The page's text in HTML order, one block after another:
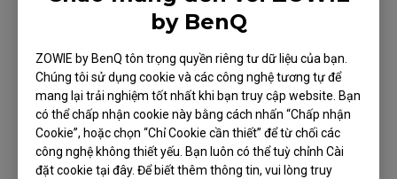
by BenQ
ZOWIE by BenQ tôn trọng quyền riêng tư dữ liệu của bạn.
Chúng tôi sử dụng cookie và các công nghệ tương tự để
mang lại trải nghiệm tốt nhất khi bạn truy cập website. Bạn
có thể chấp nhận cookie này bằng cách nhấn “Chấp nhận
Cookie”, hoặc chọn “Chỉ Cookie cần thiết” để từ chối các
công nghệ không thiết yếu. Bạn luôn có thể tuỳ chỉnh Cài
đặt cookie tại đây. Để biết thêm thông tin, vui lòng truy
Đèn LED chỉ thị tốc độ thăm dò trên
bộ thu tăng cường:Khi một tốc độ thăm
dò cao (2000 Hz hoặc 4000 Hz) được thiết
lập, đèn LED chỉ thị tốc độ thăm dò sẽ sáng
màu xanh lá. Tốc độ thăm dò cao sẽ tiêu tốn